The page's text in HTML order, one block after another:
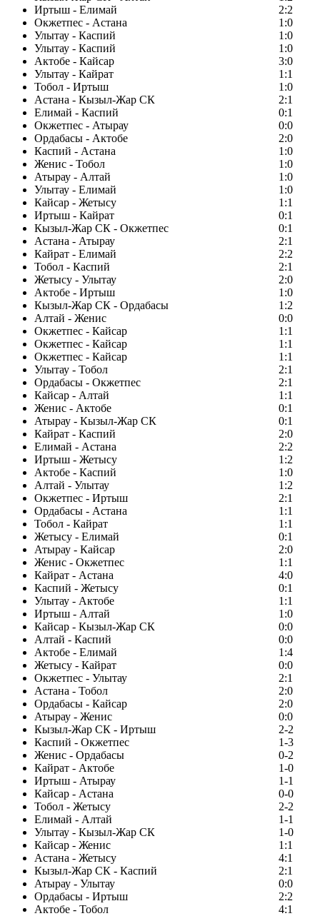
Иртыш - Елимай
2:2
Окжетпес - Астана
1:0
Улытау - Каспий
1:0
Улытау - Каспий
1:0
Актобе - Кайсар
3:0
Улытау - Кайрат
1:1
Тобол - Иртыш
1:0
Астана - Кызыл-Жар СК
2:1
Елимай - Каспий
0:1
Окжетпес - Атырау
0:0
Ордабасы - Актобе
2:0
Каспий - Астана
1:0
Женис - Тобол
1:0
Атырау - Алтай
1:0
Улытау - Елимай
1:0
Кайсар - Жетысу
1:1
Иртыш - Кайрат
0:1
Кызыл-Жар СК - Окжетпес
0:1
Астана - Атырау
2:1
Кайрат - Елимай
2:2
Тобол - Каспий
2:1
Жетысу - Улытау
2:0
Актобе - Иртыш
1:0
Кызыл-Жар СК - Ордабасы
1:2
Алтай - Женис
0:0
Окжетпес - Кайсар
1:1
Окжетпес - Кайсар
1:1
Окжетпес - Кайсар
1:1
Улытау - Тобол
2:1
Ордабасы - Окжетпес
2:1
Кайсар - Алтай
1:1
Женис - Актобе
0:1
Атырау - Кызыл-Жар СК
0:1
Кайрат - Каспий
2:0
Елимай - Астана
2:2
Иртыш - Жетысу
1:2
Актобе - Каспий
1:0
Алтай - Улытау
1:2
Окжетпес - Иртыш
2:1
Ордабасы - Астана
1:1
Тобол - Кайрат
1:1
Жетысу - Елимай
0:1
Атырау - Кайсар
2:0
Женис - Окжетпес
1:1
Кайрат - Астана
4:0
Каспий - Жетысу
0:1
Улытау - Актобе
1:1
Иртыш - Алтай
1:0
Кайсар - Кызыл-Жар СК
0:0
Алтай - Каспий
0:0
Актобе - Елимай
1:4
Жетысу - Кайрат
0:0
Окжетпес - Улытау
2:1
Астана - Тобол
2:0
Ордабасы - Кайсар
2:0
Атырау - Женис
0:0
Кызыл-Жар СК - Иртыш
2-2
Каспий - Окжетпес
1-3
Женис - Ордабасы
0-2
Кайрат - Актобе
1-0
Иртыш - Атырау
1-1
Кайсар - Астана
0-0
Тобол - Жетысу
2-2
Елимай - Алтай
1-1
Улытау - Кызыл-Жар СК
1-0
Кайсар - Женис
1:1
Астана - Жетысу
4:1
Кызыл-Жар СК - Каспий
2:1
Атырау - Улытау
0:0
Ордабасы - Иртыш
2:2
Актобе - Тобол
4:1